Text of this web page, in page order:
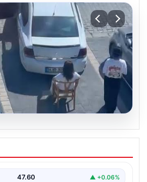
Gerilimi: Kafe Çalışanı
Aracı Engelledi
bir olay, sosyal medyada geniş…
47.60 ▲ +0.06%